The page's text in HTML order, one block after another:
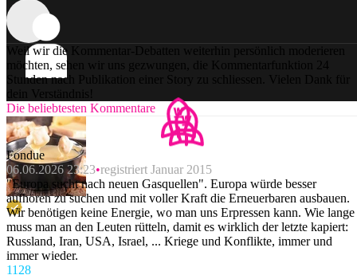
Weil wir die Kommentar-Debatten weiterhin persönlich moderieren
möchten, sehen wir uns gezwungen, die Kommentarfunktion 24
Stunden nach Publikation einer Story zu schliessen. Vielen Dank für
dein Verständnis!
Die beliebtesten Kommentare
Fondue
06.06.2026 23:23 registriert Januar 2015
"Europa sucht nach neuen Gasquellen". Europa würde besser
aufhören zu suchen und mit voller Kraft die Erneuerbaren ausbauen.
Wir benötigen keine Energie, wo man uns Erpressen kann. Wie lange
muss man an den Leuten rütteln, damit es wirklich der letzte kapiert:
Russland, Iran, USA, Israel, ... Kriege und Konflikte, immer und
immer wieder.
1128